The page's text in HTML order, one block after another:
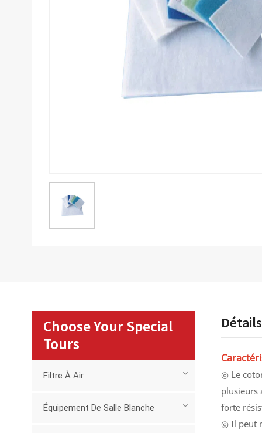
◎ Le
plusieurs
forte
◎ Il peut
Choose Your Special
Tours
Filtre À Air
Équipement De Salle Blanche